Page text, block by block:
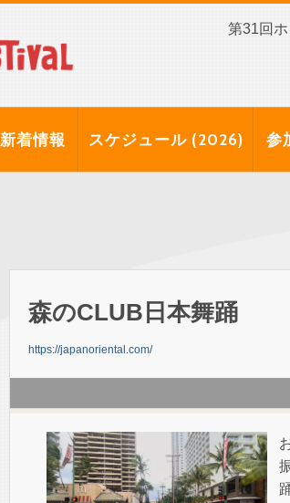
第31回
新着情報 スケジュール (2026) 参
森のCLUB日本舞踊
https://japanoriental.com/